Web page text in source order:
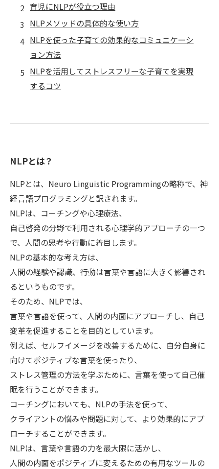
育児にNLPが役立つ理由
NLPメソッドの具体的な使い方
NLPを使った子育ての効果的なコミュニケーシ
ョン方法
NLPを活用してストレスフリーな子育てを実現
するコツ
NLPとは？
NLPとは、Neuro Linguistic Programmingの略称で、神
経言語プログラミングと訳されます。
NLPは、コーチングや心理療法、
自己啓発の分野で利用される心理学的アプローチの一つ
で、人間の思考や行動に着目します。
NLPの基本的な考え方は、
人間の経験や認識、行動は言葉や言語に大きく影響され
るというものです。
そのため、NLPでは、
言葉や言語を使って、人間の内面にアプローチし、自己
変革を促進することを目的としています。
例えば、セルフイメージを改善するために、自分自身に
向けてポジティブな言葉を使ったり、
ストレス管理の方法を学ぶために、言葉を使って自己催
眠を行うことができます。
コーチングにおいても、NLPの手法を使って、
クライアントの悩みや問題に対して、より効果的にアプ
ローチすることができます。
NLPは、言葉や言語の力を最大限に活かし、
人間の内面をポジティブに変えるための有用なツールの